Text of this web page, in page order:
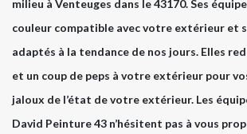
milieu à Venteuges dans le 43170. Ses
couleur compatible avec votre extérieur et
adaptés à la tendance de nos jours. Elles
et un coup de peps à votre extérieur pour
jaloux de l’état de votre extérieur. Les
David Peinture 43 n’hésitent pas à vous